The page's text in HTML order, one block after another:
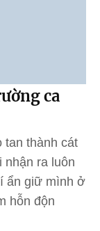
ca
tan thành cát
nhận ra luôn
ẩn giữ mình ở
hỗn độn